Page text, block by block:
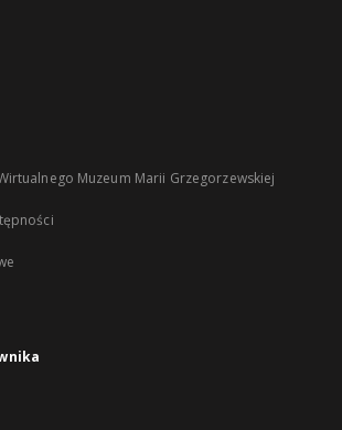
Muzeum Marii Grzegorzewskiej